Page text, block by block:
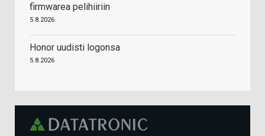
firmwarea pelihiiriin
5.8.2026
Honor uudisti logonsa
5.8.2026